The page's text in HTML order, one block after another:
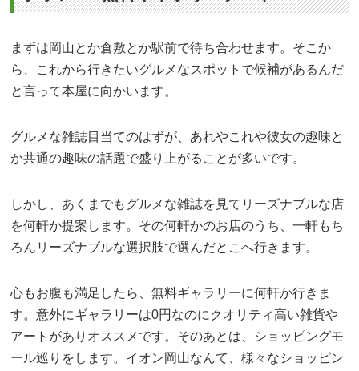
まずは岡山とか倉敷とか駅前で待ち合わせます。そこか
ら、これから行きたいグルメなスポットで候補があるんだ
と言って本屋に向かいます。
グルメな雑誌目当てのはずが、あれやこれや彼女の趣味と
か共通の趣味の話題で盛り上がることが多いです。
しかし、あくまでもグルメな雑誌を見てリーズナブルな店
を何軒か提案します。その何軒かのお店のうち、一軒もち
ろんリーズナブルな選択肢で選んだとこへ行きます。
心もお腹も満足したら、無料ギャラリーに何軒か行きま
す。意外にギャラリーは0円なのにクオリティ高い雑貨や
アートがありオススメです。そのあとは、ショッピングモ
ール巡りをします。イオン岡山なんて、様々なショッピン